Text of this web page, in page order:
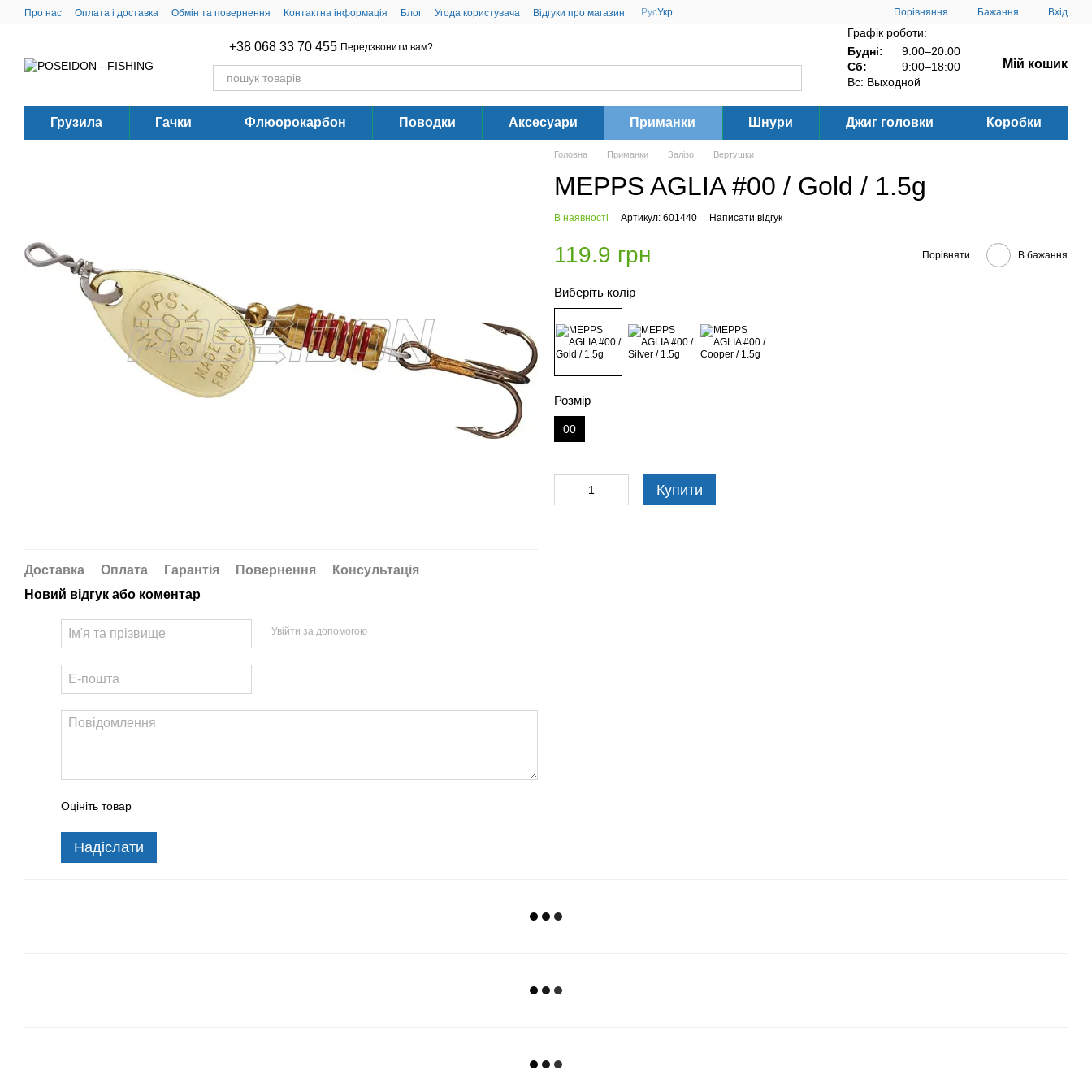
Перейти до основного контенту
Про нас Оплата і доставка Обмін та повернення Контактна інформація Блог Угода користувача Відгуки про магазин РусУкр Порівняння Бажання Вхід
+38 068 33 70 455 Передзвонити вам?
Графік роботи:
Будні:
9:00–20:00
Сб:
9:00–18:00
Вс: Выходной
Мій кошик
Грузила Гачки Флюорокарбон Поводки Аксесуари Приманки Шнури Джиг головки Коробки
Доставка Оплата Гарантія Повернення
Консультація
Новий відгук або коментар
Увійти за допомогою
Оцініть товар
Надіслати
Головна Приманки Залізо Вертушки
MEPPS AGLIA #00 / Gold / 1.5g
В наявності Артикул: 601440 Написати відгук
119.9 грн Порівняти В бажання
Виберіть колір
Розмір
00
Купити